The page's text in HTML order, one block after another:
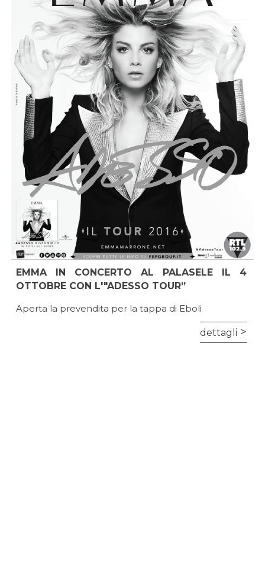
EMMA IN CONCERTO AL PALASELE IL 4
OTTOBRE CON L'"ADESSO TOUR”
Aperta la prevendita per la tappa di Eboli
dettagli